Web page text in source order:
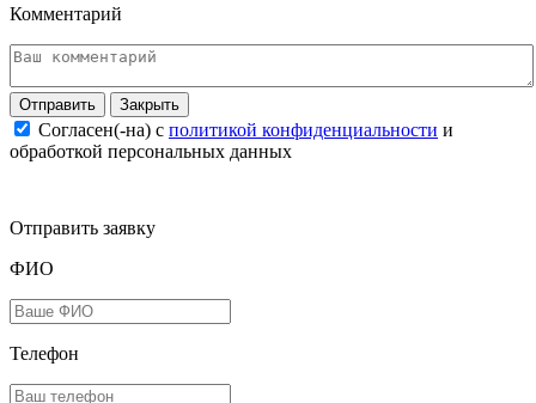
Комментарий
Закрыть
Согласен(-на) c политикой конфиденциальности и
обработкой персональных данных
Отправить заявку
ФИО
Телефон